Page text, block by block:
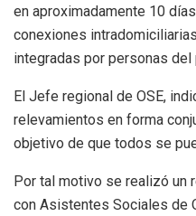
en aproximadamente 10
conexiones
integradas por personas del
El Jefe regional de OSE,
relevamientos en forma
objetivo de que todos se
Por tal motivo se realizó un
con Asistentes Sociales de